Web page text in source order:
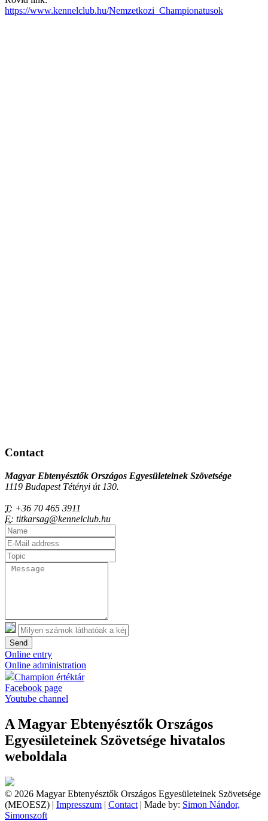
https://www.kennelclub.hu/Nemzetkozi_Championatusok
Contact
Magyar Ebtenyésztők Országos Egyesületeinek Szövetsége
1119 Budapest Tétényi út 130.
T: +36 70 465 3911
E: titkarsag@kennelclub.hu
Send
Online entry
Online administration
Champion értéktár
Facebook page
Youtube channel
A Magyar Ebtenyésztők Országos
Egyesületeinek Szövetsége hivatalos
weboldala
© 2026 Magyar Ebtenyésztők Országos Egyesületeinek Szövetsége
(MEOESZ) | Impresszum | Contact | Made by: Simon Nándor,
Simonszoft